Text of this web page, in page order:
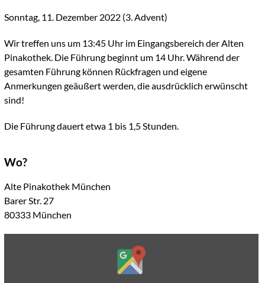
Sonntag, 11. Dezember 2022 (3. Advent)
Wir treffen uns um 13:45 Uhr im Eingangsbereich der Alten
Pinakothek. Die Führung beginnt um 14 Uhr. Während der
gesamten Führung können Rückfragen und eigene
Anmerkungen geäußert werden, die ausdrücklich erwünscht
sind!
Die Führung dauert etwa 1 bis 1,5 Stunden.
Wo?
Alte Pinakothek München
Barer Str. 27
80333 München